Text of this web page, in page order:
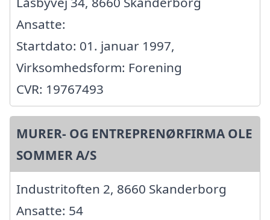
Ansatte:
Startdato: 01. januar 1997,
Virksomhedsform: Forening
CVR: 19767493
MURER- OG ENTREPRENØRFIRMA OLE
SOMMER A/S
Industritoften 2, 8660 Skanderborg
Ansatte: 54